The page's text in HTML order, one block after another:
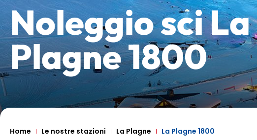
Noleggio sciLa
Plagne 1800
Home Le nostre stazioni La Plagne La Plagne 1800